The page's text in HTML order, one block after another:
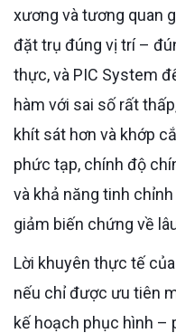
xương và tương quan
đặt trụ đúng vị trí –
thực, và PIC System
hàm với sai số rất
khít sát hơn và khớp
phức tạp, chính độ
và khả năng tinh
giảm biến chứng về
Lời khuyên thực tế của tôi cho anh Nam là thế này:
nếu chỉ được ưu tiên
kế hoạch phục hình –